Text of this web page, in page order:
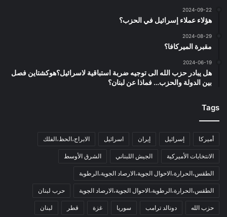
2024-09-22
هؤلاء عملاء إسرائيل في الحزب؟
2024-08-29
مقبرة الميركافا؟
2024-06-19
هل يبادر حزب الله الى توجيه ضربة استباقية لاسرائيل؟هوكشتاين فصل
بين الدولة والحزب… فماذا عن لبنان؟
Tags
أميركا إسرائيل إيران اسرائيل الابراج،الحظ،الفلك
الانتخابات الأميركية الجيش اللبناني الشرق الأوسط
الطقس،الحرارة،الاحوال الجوية،الارصاد الجوية،الرطوبة
الطقس،الحرارة،الرطوبة،الاحوال الجوية،الارصاد الجوية حرب لبنان
حزب الله دونالد ترامب سوريا غزة قطر لبنان